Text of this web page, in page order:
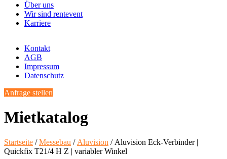
Über uns
Wir sind rentevent
Karriere
Kontakt
AGB
Impressum
Datenschutz
Anfrage stellen
Mietkatalog
Startseite /Messebau / Aluvision / Aluvision Eck-Verbinder |
Quickfix T21/4 H Z | variabler Winkel